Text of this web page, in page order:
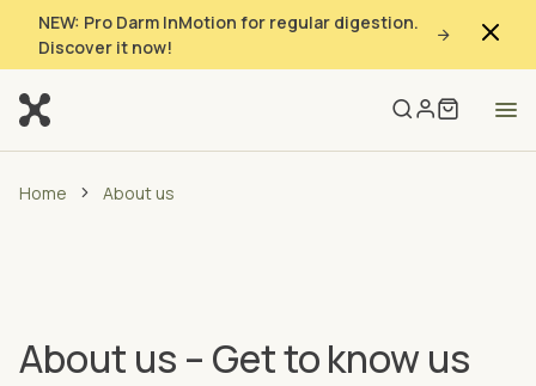
NEW: Pro Darm InMotion for regular digestion.
Discover it now!
Home About us
About us – Get to know us